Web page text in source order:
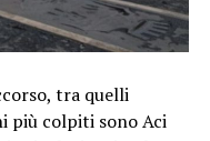
tra quelli
più colpiti sono Aci